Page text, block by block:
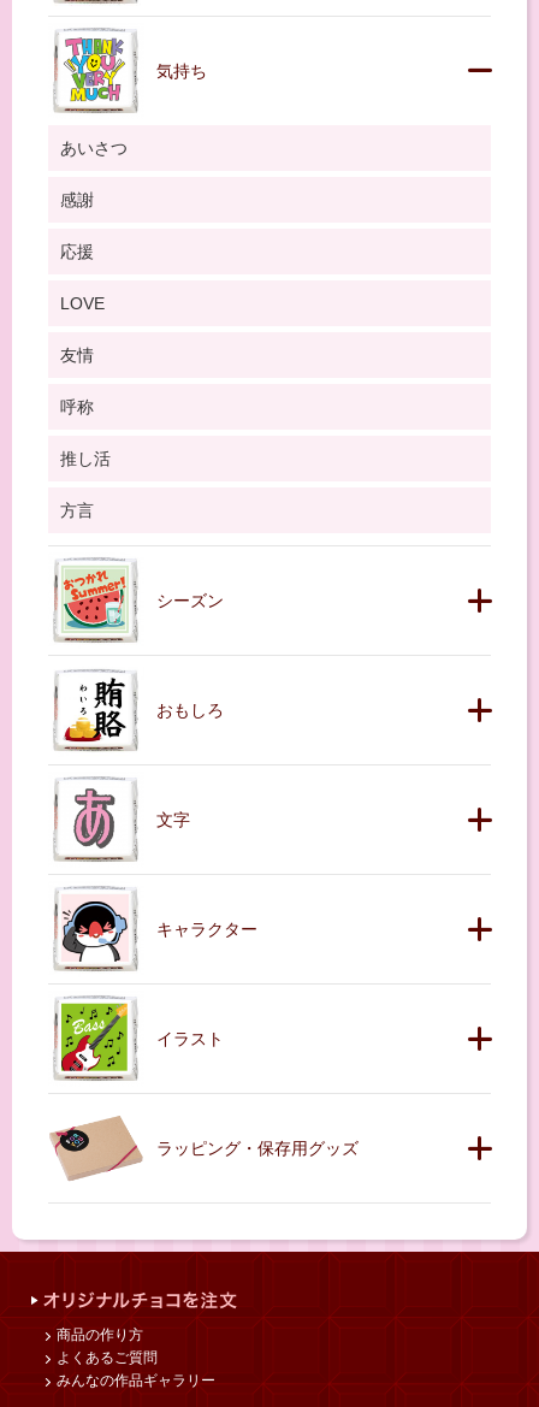
気持ち
あいさつ
感謝
応援
LOVE
友情
呼称
推し活
方言
シーズン
おもしろ
文字
キャラクター
イラスト
ラッピング・保存用グッズ
商品の作り方
よくあるご質問
みんなの作品ギャラリー